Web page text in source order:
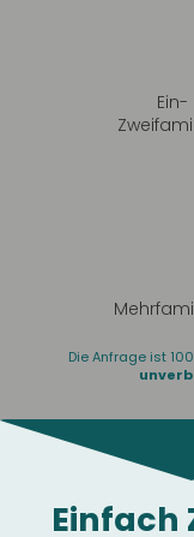
Die Anfrage ist
Einfach